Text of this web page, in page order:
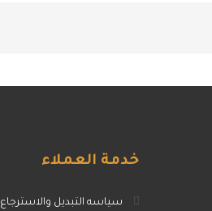
خدمة العملاء
سياسه التبديل والاسترجاع